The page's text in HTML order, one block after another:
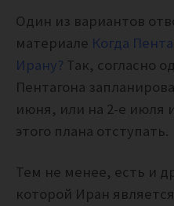
Один из вариантов
материале Когда
Ирану? Так, согласно
Пентагона
июня, или на 2-е июля
этого плана отступать.
Тем не менее, есть и
которой Иран